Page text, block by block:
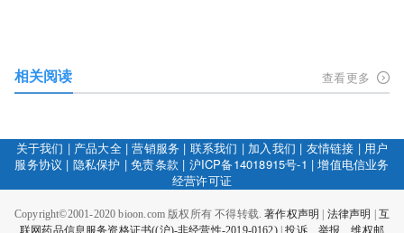
相关阅读 查看更多
关于我们 | 产品大全|营销服务 | 联系我们 | 加入我们 | 友情链接 | 用户
服务协议 | 隐私保护 |免责条款 | 沪ICP备14018915号-1 |增值电信业务
经营许可证
Copyright©2001-2020 bioon.com 版权所有 不得转载.著作权声明 | 法律声明 | 互
联网药品信息服务资格证书((沪)-非经营性-2019-0162)|投诉、举报、维权邮